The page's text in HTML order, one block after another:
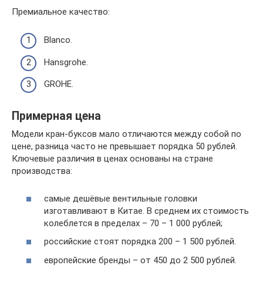
Премиальное качество:
Blanco.
Hansgrohe.
GROHE.
Примерная цена
Модели кран-буксов мало отличаются между собой по
цене, разница часто не превышает порядка 50 рублей.
Ключевые различия в ценах основаны на стране
производства:
самые дешёвые вентильные головки
изготавливают в Китае. В среднем их стоимость
колеблется в пределах – 70 – 1 000 рублей;
российские стоят порядка 200 – 1 500 рублей.
европейские бренды – от 450 до 2 500 рублей.